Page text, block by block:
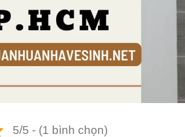
5/5 - (1 bình chọn)